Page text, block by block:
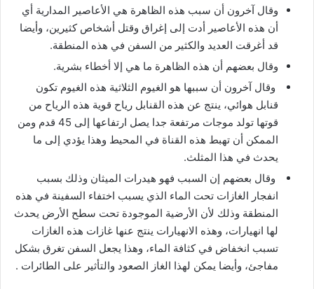
وقال آخرون أن سبب هذه الظاهرة هي الأعاصير المدارية أي
أن هذه الأعاصير أدت إلى إغراق وقتل أشخاص كثيرين، وأيضا
قد أغرقت العديد والكثير من السفن في هذه المنطقة.
وقال بعضهم أن هذه الظاهرة ما هي إلا أخطاء بشرية.
وقال آخرون أن سببها هو الغيوم الثلاثية هذه الغيوم تكون
قنابل هوائي، ينتج عن هذه القنابل رياح قوية هذه الرياح من
قوتها تولد موجات مرتفعة جدا يصل ارتفاعها إلى 45 قدم ومن
الممكن أن تهبط هذه القناة في المحيط وهذا يؤدي إلى ما
يحدث في هذا المثلث.
وقال بعضهم إن السبب فهو هيدرات الميثان وذلك بسبب
انفجار الغازات تحت الماء الذي يسبب اختفاء السفينة في هذه
المنطقة وذلك لأن الأرضية الموجودة تحت سطح الأرض يحدث
لها انهيارات، وهذه الانهيارات ينتج عنها غازات هذه الغازات
تسبب انخفاض في كثافة الماء، وهذا يجعل السفن تغرق بشكل
مفاجئ، وأيضا يمكن لهذا الغاز الصعود والتأثير على الطائرات .